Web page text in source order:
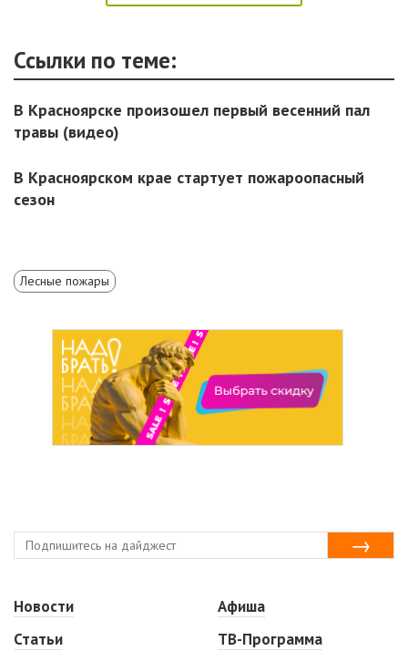
Ссылки по теме:
В Красноярске произошел первый весенний пал
травы (видео)
В Красноярском крае стартует пожароопасный
сезон
Лесные пожары
Новости
Статьи
Афиша
ТВ-Программа